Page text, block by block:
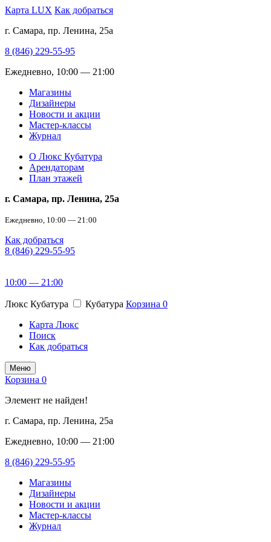
Карта LUX Как добраться
г. Самара, пр. Ленина, 25а
8 (846) 229-55-95
Ежедневно, 10:00 — 21:00
Магазины
Дизайнеры
Новости и акции
Мастер-классы
Журнал
О Люкс Кубатура
Арендаторам
План этажей
г. Самара, пр. Ленина, 25а
Ежедневно, 10:00 — 21:00
Как добраться
8 (846) 229-55-95
10:00 — 21:00
Люкс Кубатура Кубатура Корзина 0
Карта Люкс
Поиск
Как добраться
Меню
Корзина 0
Элемент не найден!
г. Самара, пр. Ленина, 25а
Ежедневно, 10:00 — 21:00
8 (846) 229-55-95
Магазины
Дизайнеры
Новости и акции
Мастер-классы
Журнал